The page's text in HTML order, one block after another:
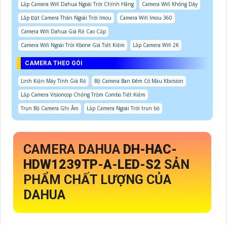
Lắp Camera Wifi Dahua Ngoài Trời Chính Hãng
Camera Wifi Không Dây
Lắp Đặt Camera Thân Ngoài Trời Imou
Camera Wifi Imou 360
Camera Wifi Dahua Giá Rẻ Cao Cấp
Camera Wifi Ngoài Trời Kbone Giá Tiết Kiệm
Lắp Camera Wifi 2K
CAMERA THEO GÓI
Linh Kiện Máy Tính Giá Rẻ
Bộ Camera Ban Đêm Có Màu Kbvision
Lắp Camera Visioncop Chống Trộm Combo Tiết Kiệm
Trọn Bộ Camera Ghi Âm
Lắp Camera Ngoài Trời trọn bộ
CAMERA DAHUA DH-HAC-
HDW1239TP-A-LED-S2 SẢN
PHẨM CHẤT LƯỢNG CỦA
DAHUA